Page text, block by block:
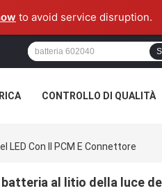
to avoid service disruption.
CONTROLLO DI QUALITÀ
LED Con Il PCM E Connettore
al litio della luce